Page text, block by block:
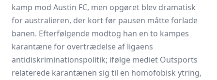
kamp mod Austin FC, men opgøret blev dramatisk
for australieren, der kort før pausen måtte forlade
banen. Efterfølgende modtog han en to kampes
karantæne for overtrædelse af ligaens
antidiskriminationspolitik; ifølge mediet Outsports
relaterede karantænen sig til en homofobisk ytring,